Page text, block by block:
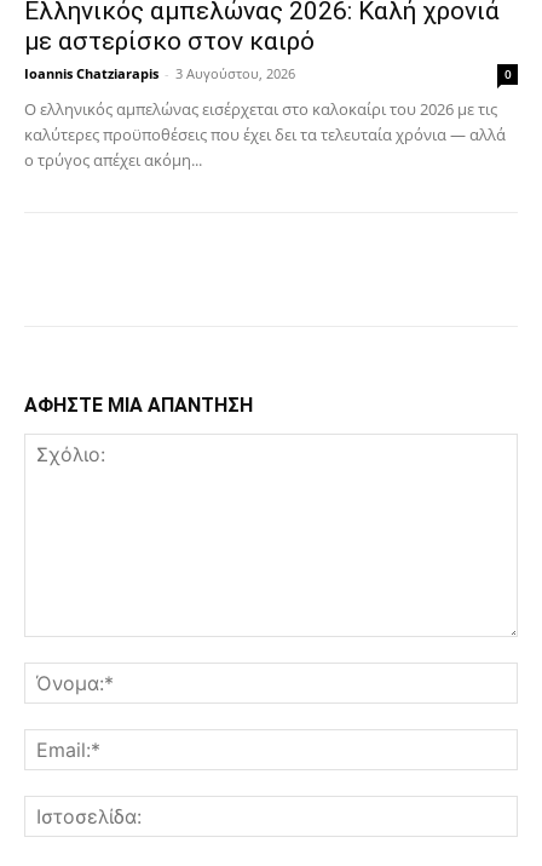
Ελληνικός αμπελώνας 2026: Καλή χρονιά
με αστερίσκο στον καιρό
Ioannis Chatziarapis - 3 Αυγούστου, 2026 0
Ο ελληνικός αμπελώνας εισέρχεται στο καλοκαίρι του 2026 με τις
καλύτερες προϋποθέσεις που έχει δει τα τελευταία χρόνια — αλλά
ο τρύγος απέχει ακόμη...
ΑΦΗΣΤΕ ΜΙΑ ΑΠΑΝΤΗΣΗ